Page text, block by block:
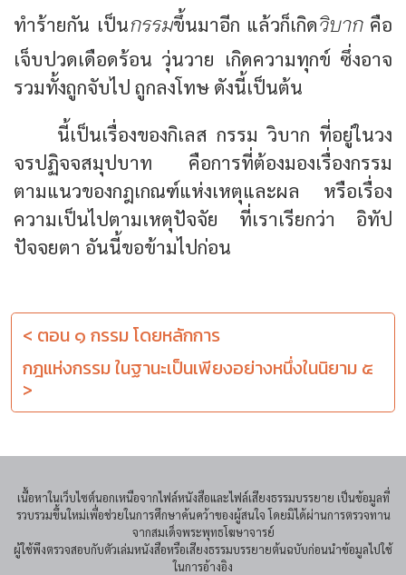
ทำร้ายกัน เป็นกรรมขึ้นมาอีก แล้วก็เกิดวิบากคือ
เจ็บปวดเดือดร้อน วุ่นวาย เกิดความทุกข์ ซึ่งอาจ
รวมทั้งถูกจับไป ถูกลงโทษ ดังนี้เป็นต้น
นี้เป็นเรื่องของกิเลส กรรม วิบาก ที่อยู่ในวง
จรปฏิจจสมุปบาท คือการที่ต้องมองเรื่องกรรม
ตามแนวของกฎเกณฑ์แห่งเหตุและผล หรือเรื่อง
ความเป็นไปตามเหตุปัจจัย ที่เราเรียกว่า อิทัป
ปัจจยตา อันนี้ขอข้ามไปก่อน
< ตอน ๑ กรรม โดยหลักการ
กฎแห่งกรรม ในฐานะเป็นเพียงอย่างหนึ่งในนิยาม ๕
>
เนื้อหาในเว็บไซต์นอกเหนือจากไฟล์หนังสือและไฟล์เสียงธรรมบรรยาย เป็นข้อมูลที่
รวบรวมขึ้นใหม่เพื่อช่วยในการศึกษาค้นคว้าของผู้สนใจ โดยมิได้ผ่านการตรวจทาน
จากสมเด็จพระพุทธโฆษาจารย์
ผู้ใช้พึงตรวจสอบกับตัวเล่มหนังสือหรือเสียงธรรมบรรยายต้นฉบับก่อนนำข้อมูลไปใช้
ในการอ้างอิง